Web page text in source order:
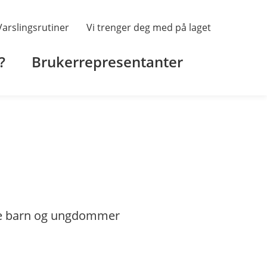
Vi trenger deg med på laget
Brukerrepresentanter
barn og ungdommer